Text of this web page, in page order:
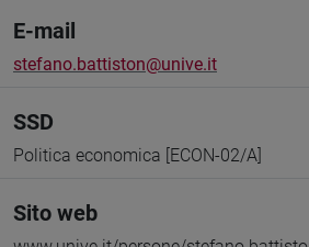
E-mail
stefano.battiston@unive.it
SSD
Politica economica [ECON-02/A]
Sito web